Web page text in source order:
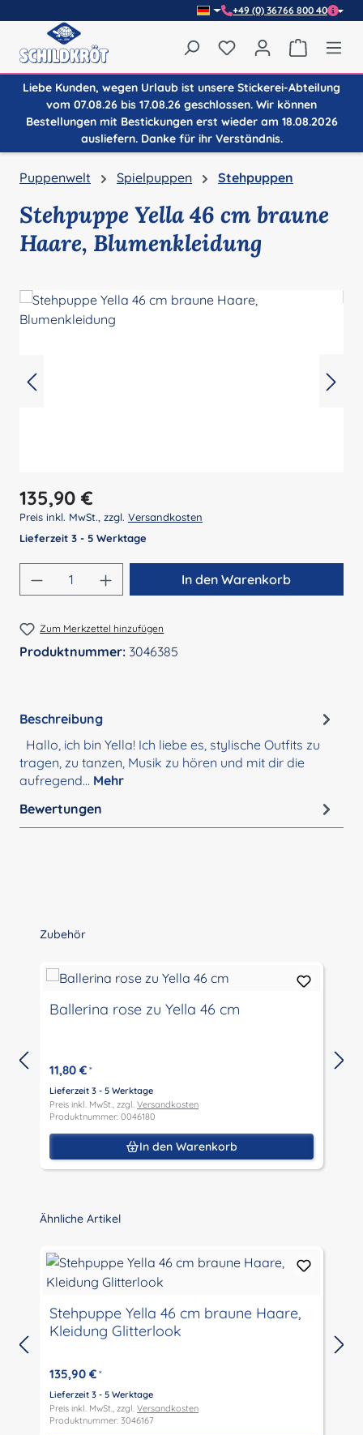
+49 (0) 36766 800 40
Du hast 0 Produkte
Liebe Kunden, wegen Urlaub ist unsere Stickerei-Abteilung
vom 07.08.26 bis 17.08.26 geschlossen. Wir können
Bestellungen mit Bestickungen erst wieder am 18.08.2026
ausliefern. Danke für ihr Verständnis.
Puppenwelt Spielpuppen Stehpuppen
Stehpuppe Yella 46 cm braune
Haare, Blumenkleidung
Regulärer Preis:
135,90 €
Preis inkl. MwSt., zzgl. Versandkosten
Lieferzeit 3 - 5 Werktage
Produkt Anzahl: Gib den gewünschten
In den Warenkorb
Zum Merkzettel hinzufügen
Produktnummer: 3046385
Beschreibung
Hallo, ich bin Yella! Ich liebe es, stylische Outfits zu
tragen, zu tanzen, Musik zu hören und mit dir die
aufregend… Mehr
Bewertungen
Produktgalerie überspringen
Zubehör
Ballerina rose zu Yella 46 cm
11,80 € *
Lieferzeit 3 - 5 Werktage
Preis inkl. MwSt., zzgl. Versandkosten
Produktnummer: 0046180
In den Warenkorb
Produktgalerie überspringen
Ähnliche Artikel
Stehpuppe Yella 46 cm braune Haare,
Kleidung Glitterlook
135,90 € *
Lieferzeit 3 - 5 Werktage
Preis inkl. MwSt., zzgl. Versandkosten
Produktnummer: 3046167